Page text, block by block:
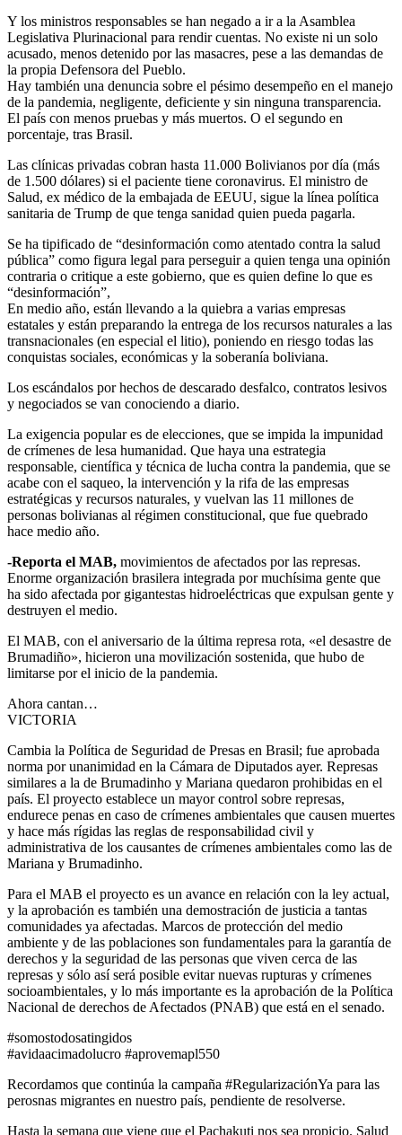
Y los ministros responsables se han negado a ir a la Asamblea
Legislativa Plurinacional para rendir cuentas. No existe ni un solo
acusado, menos detenido por las masacres, pese a las demandas de
la propia Defensora del Pueblo.
Hay también una denuncia sobre el pésimo desempeño en el manejo
de la pandemia, negligente, deficiente y sin ninguna transparencia.
El país con menos pruebas y más muertos. O el segundo en
porcentaje, tras Brasil.
Las clínicas privadas cobran hasta 11.000 Bolivianos por día (más
de 1.500 dólares) si el paciente tiene coronavirus. El ministro de
Salud, ex médico de la embajada de EEUU, sigue la línea política
sanitaria de Trump de que tenga sanidad quien pueda pagarla.
Se ha tipificado de “desinformación como atentado contra la salud
pública” como figura legal para perseguir a quien tenga una opinión
contraria o critique a este gobierno, que es quien define lo que es
“desinformación”,
En medio año, están llevando a la quiebra a varias empresas
estatales y están preparando la entrega de los recursos naturales a las
transnacionales (en especial el litio), poniendo en riesgo todas las
conquistas sociales, económicas y la soberanía boliviana.
Los escándalos por hechos de descarado desfalco, contratos lesivos
y negociados se van conociendo a diario.
La exigencia popular es de elecciones, que se impida la impunidad
de crímenes de lesa humanidad. Que haya una estrategia
responsable, científica y técnica de lucha contra la pandemia, que se
acabe con el saqueo, la intervención y la rifa de las empresas
estratégicas y recursos naturales, y vuelvan las 11 millones de
personas bolivianas al régimen constitucional, que fue quebrado
hace medio año.
-Reporta el MAB, movimientos de afectados por las represas.
Enorme organización brasilera integrada por muchísima gente que
ha sido afectada por gigantestas hidroeléctricas que expulsan gente y
destruyen el medio.
El MAB, con el aniversario de la última represa rota, «el desastre de
Brumadiño», hicieron una movilización sostenida, que hubo de
limitarse por el inicio de la pandemia.
Ahora cantan…
VICTORIA
Cambia la Política de Seguridad de Presas en Brasil; fue aprobada
norma por unanimidad en la Cámara de Diputados ayer. Represas
similares a la de Brumadinho y Mariana quedaron prohibidas en el
país. El proyecto establece un mayor control sobre represas,
endurece penas en caso de crímenes ambientales que causen muertes
y hace más rígidas las reglas de responsabilidad civil y
administrativa de los causantes de crímenes ambientales como las de
Mariana y Brumadinho.
Para el MAB el proyecto es un avance en relación con la ley actual,
y la aprobación es también una demostración de justicia a tantas
comunidades ya afectadas. Marcos de protección del medio
ambiente y de las poblaciones son fundamentales para la garantía de
derechos y la seguridad de las personas que viven cerca de las
represas y sólo así será posible evitar nuevas rupturas y crímenes
socioambientales, y lo más importante es la aprobación de la Política
Nacional de derechos de Afectados (PNAB) que está en el senado.
#somostodosatingidos
#avidaacimadolucro #aprovemapl550
Recordamos que continúa la campaña #RegularizaciónYa para las
perosnas migrantes en nuestro país, pendiente de resolverse.
Hasta la semana que viene que el Pachakuti nos sea propicio. Salud